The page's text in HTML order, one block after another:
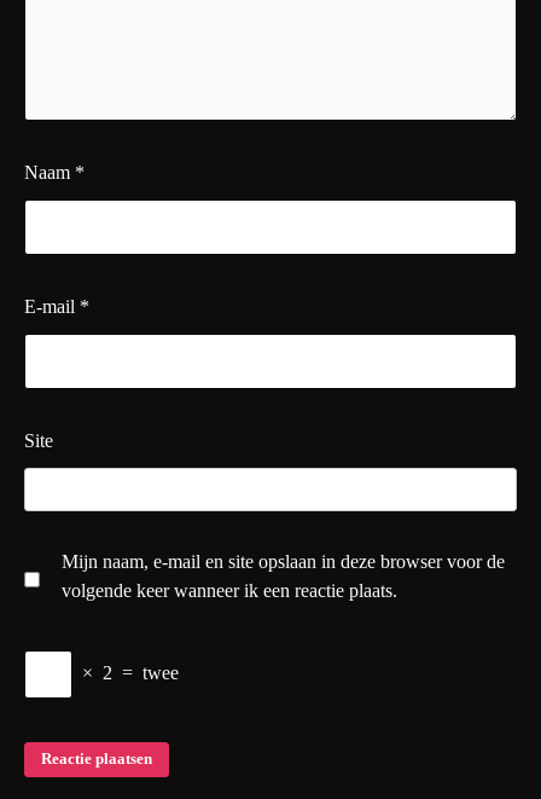
Naam *
E-mail *
Site
Mijn naam, e-mail en site opslaan in deze browser voor de
volgende keer wanneer ik een reactie plaats.
× 2 = twee